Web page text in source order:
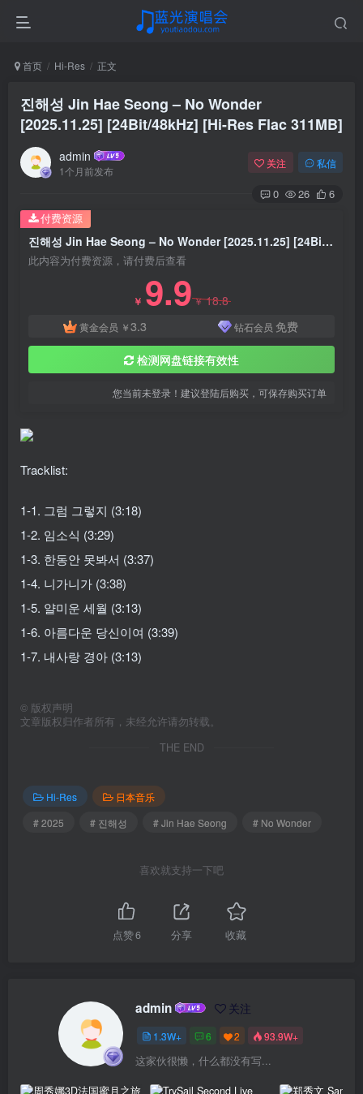
首页 Hi-Res 正文
진해성 Jin Hae Seong – No Wonder
[2025.11.25] [24Bit/48kHz] [Hi-Res Flac 311MB]
admin
1个月前发布
关注 私信
0 26 6
진해성 Jin Hae Seong – No Wonder [2025.11.25] [24Bit/48kHz] [Hi-Res Flac 311MB]
此内容为付费资源，请付费后查看
￥ 9.9￥18.8
黄金会员 ￥3.3 钻石会员 免费
检测网盘链接有效性
您当前未登录！建议登陆后购买，可保存购买订单
付费资源
Tracklist:
1-1. 그럼 그렇지 (3:18)
1-2. 임소식 (3:29)
1-3. 한동안 못봐서 (3:37)
1-4. 니가니가 (3:38)
1-5. 얄미운 세월 (3:13)
1-6. 아름다운 당신이여 (3:39)
1-7. 내사랑 경아 (3:13)
© 版权声明
文章版权归作者所有，未经允许请勿转载。
THE END
Hi-Res
日本音乐
# 2025
# 진해성 # Jin Hae Seong # No Wonder
喜欢就支持一下吧
点赞6 分享 收藏
admin 关注
1.3W+ 6 2 93.9W+
这家伙很懒，什么都没有写...